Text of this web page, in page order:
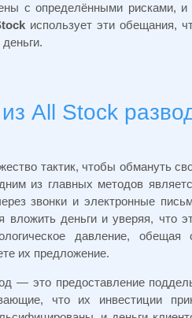
с определёнными рисками,
использует эти обещания,
All Stock
тактик, чтобы обмануть
из главных методов
звонки и электронные
вложить деньги и уверяя, что
давление,
их предложение.
— это предоставление
что их инвестиции